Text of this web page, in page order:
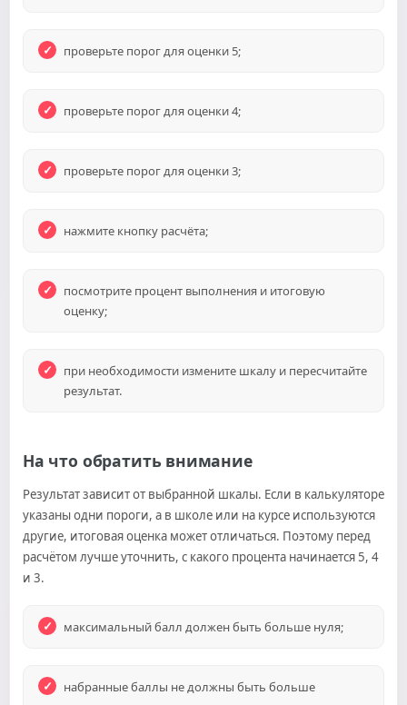
проверьте порог для оценки 5;
проверьте порог для оценки 4;
проверьте порог для оценки 3;
нажмите кнопку расчёта;
посмотрите процент выполнения и итоговую
оценку;
при необходимости измените шкалу и пересчитайте
результат.
На что обратить внимание
Результат зависит от выбранной шкалы. Если в калькуляторе
указаны одни пороги, а в школе или на курсе используются
другие, итоговая оценка может отличаться. Поэтому перед
расчётом лучше уточнить, с какого процента начинается 5, 4
и 3.
максимальный балл должен быть больше нуля;
набранные баллы не должны быть больше